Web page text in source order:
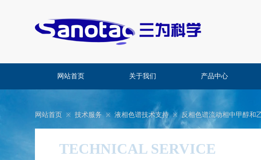
网站首页 关于我们 产品中心
网站首页 ※ 技术服务 ※ 液相色谱技术支持 ※ 反相色谱流动相中甲醇和
TECHNICAL SERVICE